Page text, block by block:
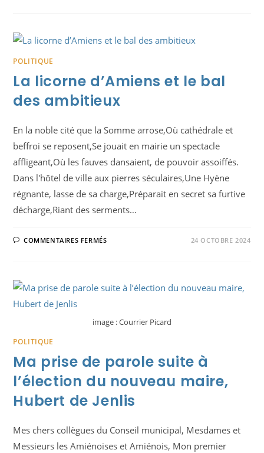
AMIENS
:
POLITIQUE
La licorne d’Amiens et le bal
des ambitieux
En la noble cité que la Somme arrose,Où cathédrale et
beffroi se reposent,Se jouait en mairie un spectacle
affligeant,Où les fauves dansaient, de pouvoir assoiffés.
Dans l'hôtel de ville aux pierres séculaires,Une Hyène
régnante, lasse de sa charge,Préparait en secret sa furtive
décharge,Riant des serments…
COMMENTAIRES FERMÉSSUR
BAL
DES
24 OCTOBRE 2024
image : Courrier Picard
POLITIQUE
Ma prise de parole suite à
l’élection du nouveau maire,
Hubert de Jenlis
Mes chers collègues du Conseil municipal, Mesdames et
Messieurs les Amiénoises et Amiénois, Mon premier